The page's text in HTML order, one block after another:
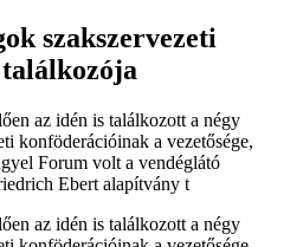
szakszervezeti
az idén is találkozott a négy
konföderációinak a vezetősége,
Forum volt a vendéglátó
Ebert alapítvány t
az idén is találkozott a négy